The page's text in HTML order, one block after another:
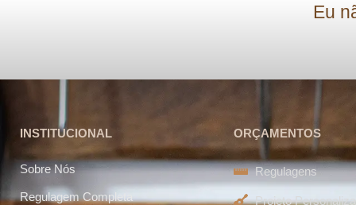
Eu
INSTITUCIONAL
Sobre Nós
Regulagem Completa
ORÇAMENTOS
Regulagens
Projeto